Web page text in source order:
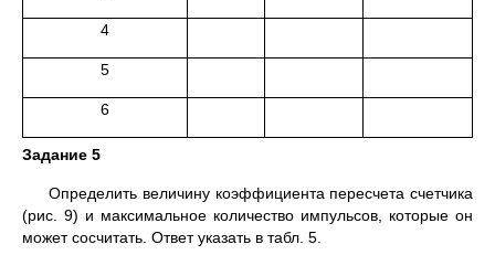
4
5
6
Задание 5
Определить величину коэффициента пересчета счетчика
(рис. 9) и максимальное количество импульсов, которые он
может сосчитать. Ответ указать в табл. 5.